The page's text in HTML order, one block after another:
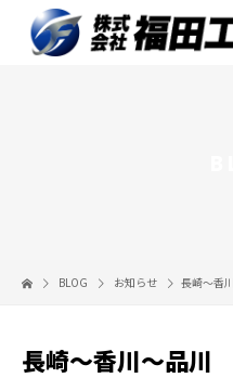
BLOG お知らせ 長崎〜香
長崎〜香川〜品川